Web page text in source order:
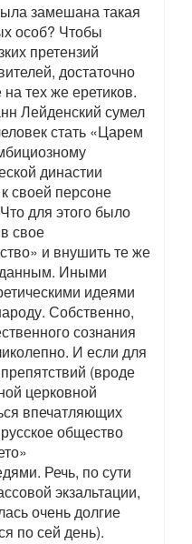
замешана такая
особ? Чтобы
претензий
достаточно
тех же еретиков.
Лейденский сумел
стать «Царем
династии
своей персоне
для этого было
свое
и внушить те же
Иными
идеями
Собственно,
сознания
И если для
(вроде
церковной
впечатляющих
общество
Речь, по сути
экзальтации,
очень долгие
по сей день).